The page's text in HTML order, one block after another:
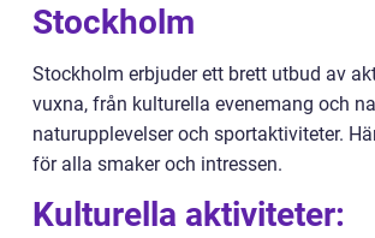
Stockholm
Stockholm erbjuder ett brett utbud av
vuxna, från kulturella evenemang och
naturupplevelser och sportaktiviteter.
för alla smaker och intressen.
Kulturella aktiviteter: